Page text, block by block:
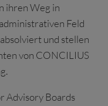
ihren Weg in
Feld
und stellen
von CONCILIUS
Advisory Boards